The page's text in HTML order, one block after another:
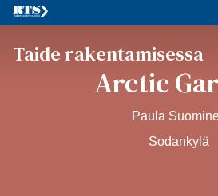
Taide rakentamisessa
Arctic
Paula
Sodankylä